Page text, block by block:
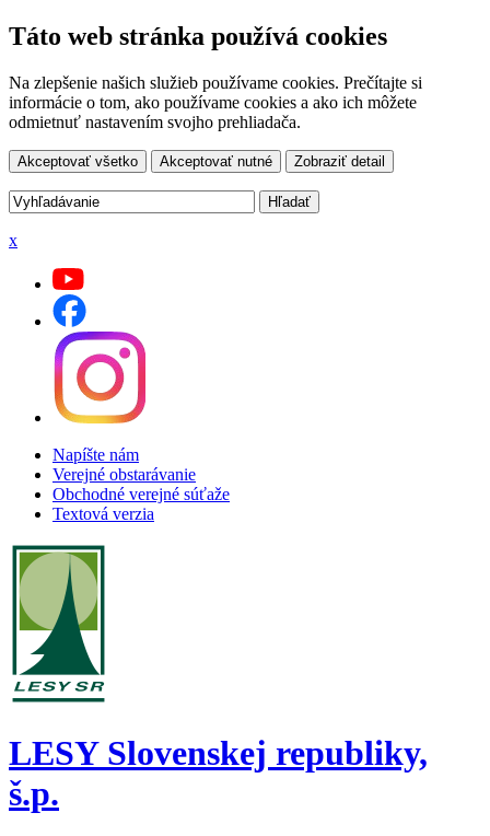
Táto web stránka používá cookies
Na zlepšenie našich služieb používame cookies. Prečítajte si
informácie o tom, ako používame cookies a ako ich môžete
odmietnuť nastavením svojho prehliadača.
Akceptovať všetko Akceptovať nutné Zobraziť detail
x
Napíšte nám
Verejné obstarávanie
Obchodné verejné súťaže
Textová verzia
LESY Slovenskej republiky,
š.p.